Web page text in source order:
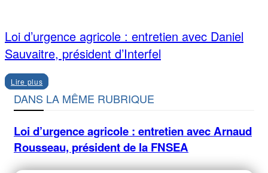
Loi d’urgence agricole : entretien avec Daniel
Sauvaitre, président d’Interfel
Lire plus
DANS LA MÊME RUBRIQUE
Loi d’urgence agricole : entretien avec Arnaud
Rousseau, président de la FNSEA